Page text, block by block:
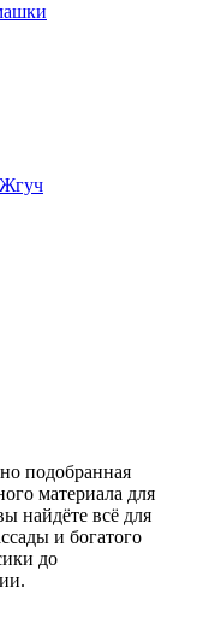
подобранная
материала для
найдёте всё для
и богатого
до